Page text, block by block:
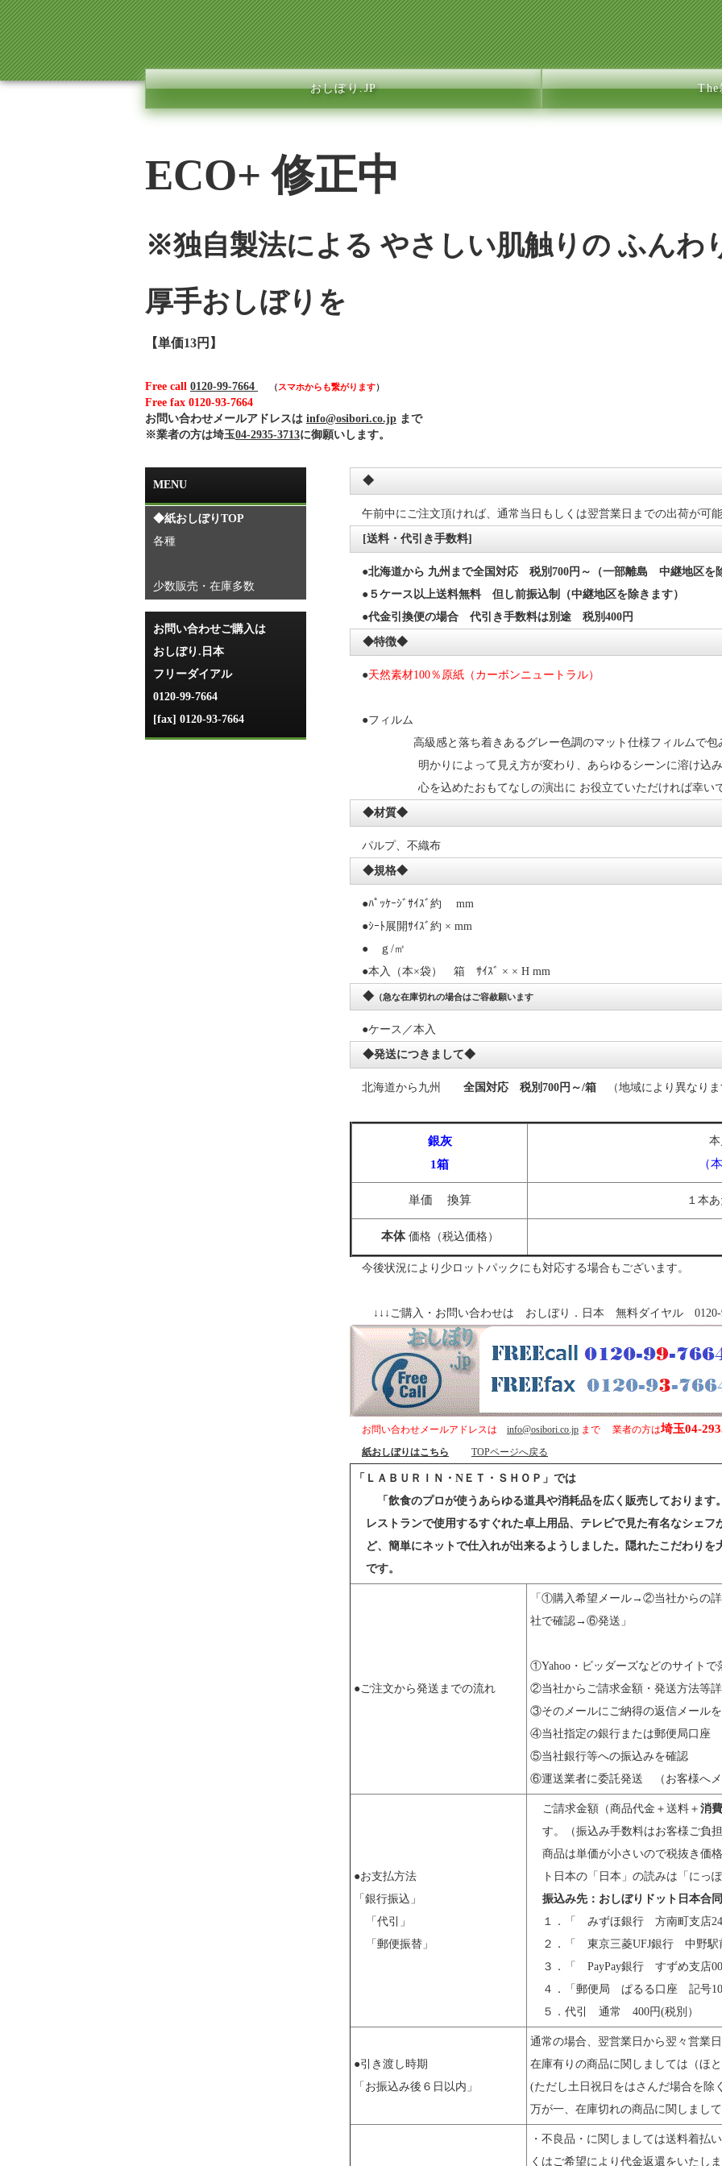
おしぼり.JP The
ECO+ 修正中
※独自製法による やさしい肌触りの ふんわ
厚手おしぼりを
【単価13円】
Free call 0120-99-7664 （スマホからも繋がります）
Free fax 0120-93-7664
お問い合わせメールアドレスは info@osibori.co.jp まで
※業者の方は埼玉04-2935-3713に御願いします。
MENU
◆紙おしぼりTOP
各種
少数販売・在庫多数
お問い合わせご購入は
おしぼり.日本
フリーダイアル
0120-99-7664
[fax] 0120-93-7664
◆
午前中にご注文頂ければ、通常当日もしくは翌営業日までの出荷が可能
[送料・代引き手数料]
●北海道から 九州まで全国対応 税別700円～（一部離島 中継地区を
●５ケース以上送料無料 但し前振込制（中継地区を除きます）
●代金引換便の場合 代引き手数料は別途 税別400円
◆特徴◆
●天然素材100％原紙（カーボンニュートラル）
●フィルム
高級感と落ち着きあるグレー色調のマット仕様フィルムで包み
明かりによって見え方が変わり、あらゆるシーンに溶け込み
心を込めたおもてなしの演出に お役立ていただければ幸いで
◆材質◆
パルプ、不織布
◆規格◆
●ﾊﾟｯｹｰｼﾞｻｲｽﾞ約 mm
●ｼｰﾄ展開ｻｲｽﾞ約 × mm
● ｇ/㎡
●本入（本×袋） 箱 ｻｲｽﾞ × × H mm
◆ （急な在庫切れの場合はご容赦願います
●ケース／本入
◆発送につきまして◆
北海道から九州 全国対応 税別700円～/箱 （地域により異なりま
銀灰
1箱
（
単価 換算 １本
本体価格（税込価格）
今後状況により少ロットパックにも対応する場合もございます。
↓↓↓ご購入・お問い合わせは おしぼり．日本 無料ダイヤル 0120-
お問い合わせメールアドレスは info@osibori.co.jp まで 業者の方は埼玉04-
紙おしぼりはこちら
TOPページへ戻る
「ＬＡＢＵＲＩＮ・NＥＴ・ＳＨＯＰ」では
「飲食のプロが使うあらゆる道具や消耗品を広く販売しております。
レストランで使用するすぐれた卓上用品、テレビで見た有名なシェ
ど、簡単にネットで仕入れが出来るようしました。隠れたこだわり
です。
●ご注文から発送までの流れ
「①購入希望メール→②当社から
社で確認→⑥発送」
①Yahoo・ビッダーズなどのサイトで
②当社からご請求金額・発送方法等
③そのメールにご納得の返信メール
④当社指定の銀行または郵便局口座
⑤当社銀行等への振込みを確認
⑥運送業者に委託発送 （お客様へ
●お支払方法
「銀行振込」
「代引」
「郵便振替」
ご請求金額（商品代金＋送料＋ 消
す。（振込み手数料はお客様ご負
商品は単価が小さいので税抜き価
ト日本の「日本」の読みは「にっ
振込み先：おしぼりドット日本合
１．「 みずほ銀行 方南町支店
２．「 東京三菱UFJ銀行 中野
３．「 PayPay銀行 すずめ支店
４．「郵便局 ぱるる口座 記号
５．代引 通常 400円(税別）
●引き渡し時期
「お振込み後６日以内」
通常の場合、翌営業日から翌々営業日
在庫有りの商品に関しましては（ほ
(ただし土日祝日をはさんだ場合を除
万が一、在庫切れの商品に関しまし
・不良品・に関しましては送料着払
くはご希望により代金返還をいたしま